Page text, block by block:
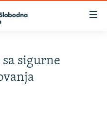
sigurne